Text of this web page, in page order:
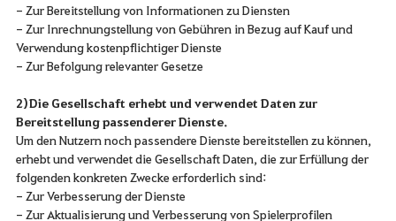
- Zur Bereitstellung von Informationen zu Diensten
- Zur Inrechnungstellung von Gebühren in Bezug auf Kauf und
Verwendung kostenpflichtiger Dienste
- Zur Befolgung relevanter Gesetze
2) Die Gesellschaft erhebt und verwendet Daten zur
Bereitstellung passenderer Dienste.
Um den Nutzern noch passendere Dienste bereitstellen zu können,
erhebt und verwendet die Gesellschaft Daten, die zur Erfüllung der
folgenden konkreten Zwecke erforderlich sind:
- Zur Verbesserung der Dienste
- Zur Aktualisierung und Verbesserung von Spielerprofilen